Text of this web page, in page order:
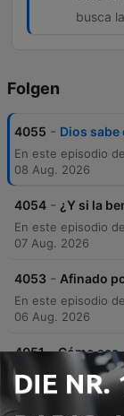
busca
Folgen
4055 - Dios sabe
08 Aug. 2026
4054 - ¿Y si la
07 Aug. 2026
4053 - Afinado
06 Aug. 2026
4051 - Cómo
04 Aug. 2026